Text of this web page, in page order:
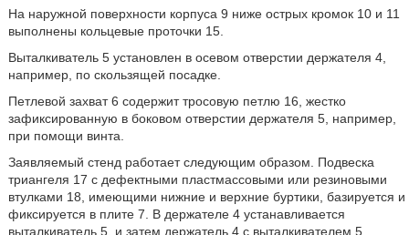
На наружной поверхности корпуса 9 ниже острых кромок 10 и 11
выполнены кольцевые проточки 15.
Выталкиватель 5 установлен в осевом отверстии держателя 4,
например, по скользящей посадке.
Петлевой захват 6 содержит тросовую петлю 16, жестко
зафиксированную в боковом отверстии держателя 5, например,
при помощи винта.
Заявляемый стенд работает следующим образом. Подвеска
триангеля 17 с дефектными пластмассовыми или резиновыми
втулками 18, имеющими нижние и верхние буртики, базируется и
фиксируется в плите 7. В держателе 4 устанавливается
выталкиватель 5, и затем держатель 4 с выталкивателем 5